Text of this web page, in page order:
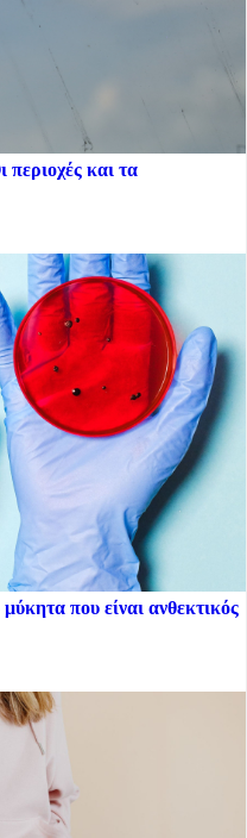
περιοχές και τα
που είναι ανθεκτικός